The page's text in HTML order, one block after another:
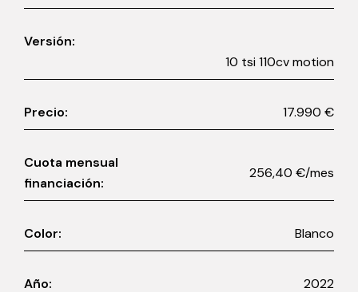
Versión:
10 tsi 110cv motion
Precio: 17.990 €
Cuota mensual
financiación:
256,40 €/mes
Color: Blanco
Año: 2022